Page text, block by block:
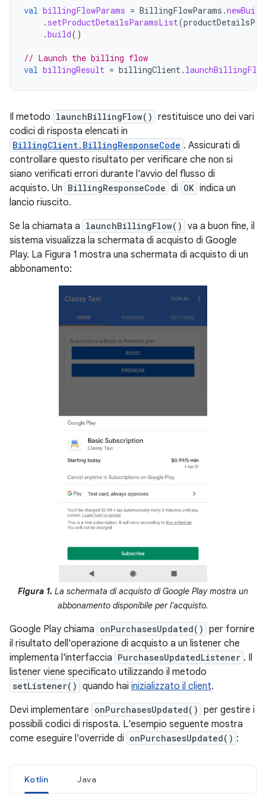
val billingFlowParams = BillingFlowParams .
. setProductDetailsParamsList(
.build()
// Launch the billing flow
val billingResult = billingClient. launchBillingFlow
Il metodo launchBillingFlow() restituisce uno dei vari
codici di risposta elencati in
BillingClient.BillingResponseCode . Assicurati di
controllare questo risultato per verificare che non si
siano verificati errori durante l'avvio del flusso di
acquisto. Un BillingResponseCode di OK indica un
lancio riuscito.
Se la chiamata a launchBillingFlow() va a buon fine, il
sistema visualizza la schermata di acquisto di Google
Play. La Figura 1 mostra una schermata di acquisto di un
abbonamento:
Figura 1. La schermata di acquisto di Google Play mostra un
abbonamento disponibile per l'acquisto.
Google Play chiama onPurchasesUpdated() per fornire
il risultato dell'operazione di acquisto a un listener che
implementa l'interfaccia PurchasesUpdatedListener . Il
listener viene specificato utilizzando il metodo
setListener() quando hai inizializzato il client.
Devi implementare onPurchasesUpdated() per gestire i
possibili codici di risposta. L'esempio seguente mostra
come eseguire l'override di onPurchasesUpdated() :
Kotlin Java